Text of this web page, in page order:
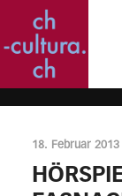
18. Februar 2013